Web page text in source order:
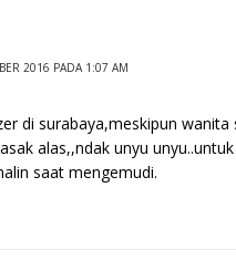
2016 PADA 1:07 AM
di surabaya,meskipun wanita
alas,,ndak unyu
saat mengemudi.